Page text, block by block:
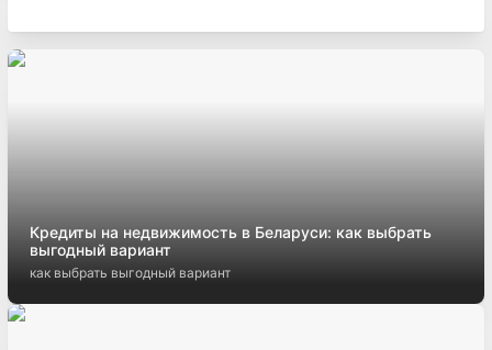
Кредиты на недвижимость в Беларуси: как выбрать
выгодный вариант
как выбрать выгодный вариант